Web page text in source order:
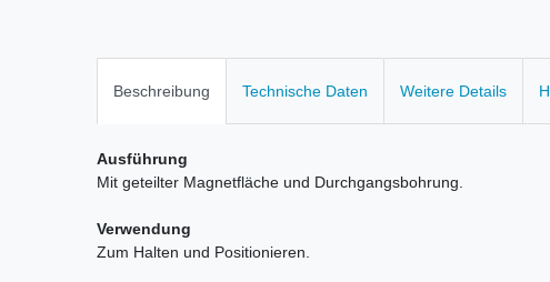
Beschreibung Technische Daten Weitere Details
Ausführung
Mit geteilter Magnetfläche und Durchgangsbohrung.
Verwendung
Zum Halten und Positionieren.